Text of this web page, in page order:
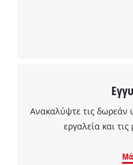
Ανακαλύψτε τις δωρεάν
εργαλεία και